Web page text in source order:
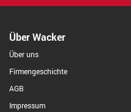
Über Wacker
Über uns
Firmengeschichte
AGB
Impressum